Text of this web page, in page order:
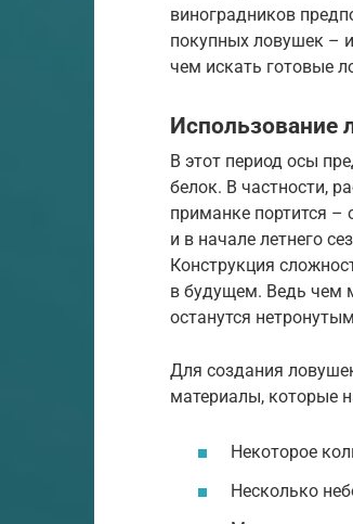
виноградников
покупных ловушек –
чем искать готовые
Использование
В этот период осы
белок. В частности,
приманке портится –
и в начале летнего
Конструкция
в будущем. Ведь чем
останутся
Для создания
материалы, которые
Некоторое
Несколько